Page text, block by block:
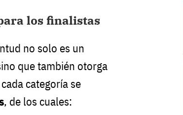
los finalistas
no solo es un
que también otorga
categoría se
, de los cuales: